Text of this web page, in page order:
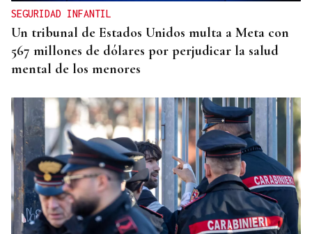
SEGURIDAD INFANTIL
Un tribunal de Estados Unidos multa a Meta con
567 millones de dólares por perjudicar la salud
mental de los menores